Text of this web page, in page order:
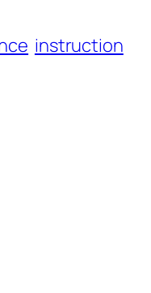
instruction